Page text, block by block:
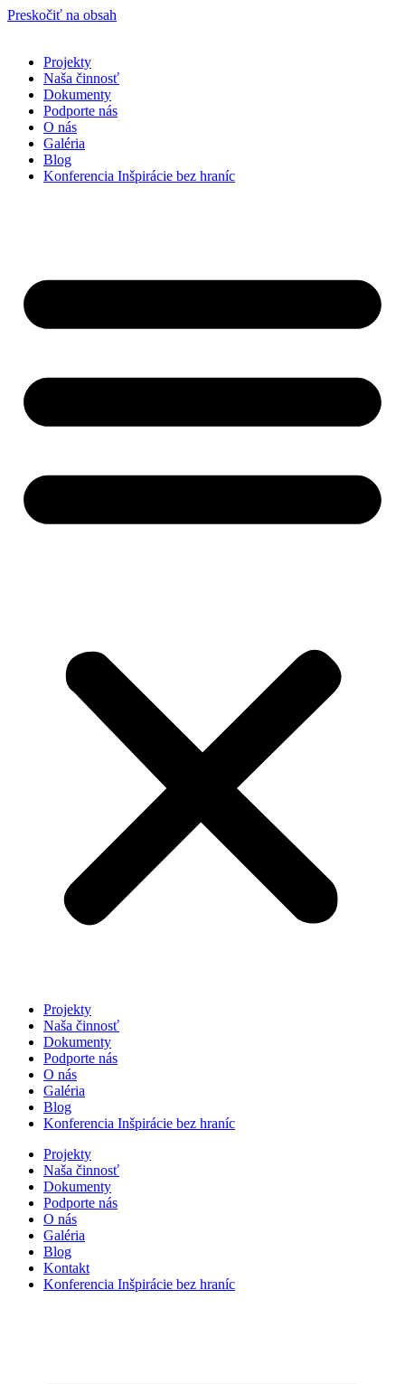
Preskočiť na obsah
Projekty
Naša činnosť
Dokumenty
Podporte nás
O nás
Galéria
Blog
Konferencia Inšpirácie bez hraníc
Projekty
Naša činnosť
Dokumenty
Podporte nás
O nás
Galéria
Blog
Konferencia Inšpirácie bez hraníc
Projekty
Naša činnosť
Dokumenty
Podporte nás
O nás
Galéria
Blog
Kontakt
Konferencia Inšpirácie bez hraníc